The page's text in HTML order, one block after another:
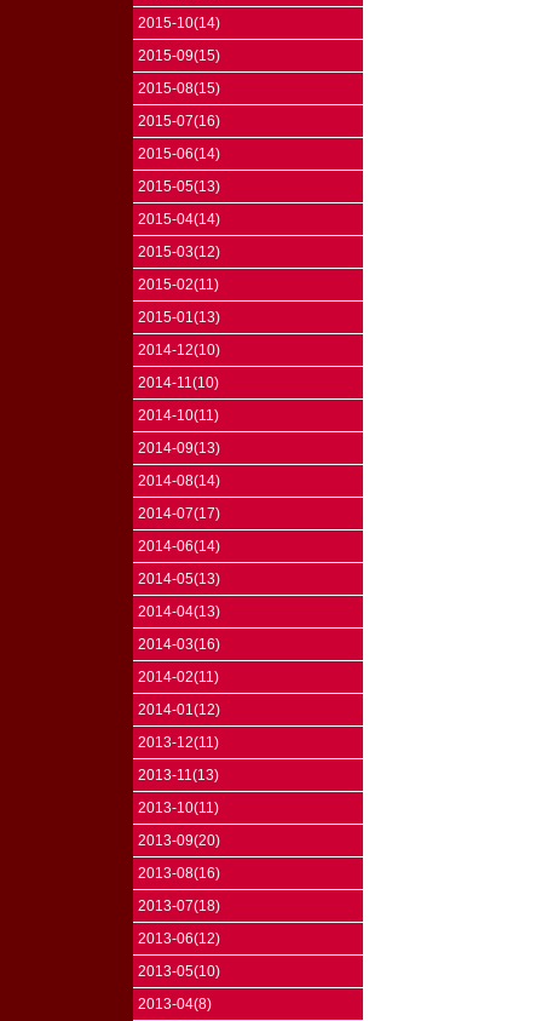
2015-10(14)
2015-09(15)
2015-08(15)
2015-07(16)
2015-06(14)
2015-05(13)
2015-04(14)
2015-03(12)
2015-02(11)
2015-01(13)
2014-12(10)
2014-11(10)
2014-10(11)
2014-09(13)
2014-08(14)
2014-07(17)
2014-06(14)
2014-05(13)
2014-04(13)
2014-03(16)
2014-02(11)
2014-01(12)
2013-12(11)
2013-11(13)
2013-10(11)
2013-09(20)
2013-08(16)
2013-07(18)
2013-06(12)
2013-05(10)
2013-04(8)